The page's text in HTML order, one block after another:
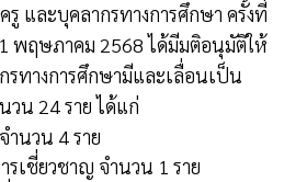
รู และบุคลากรทางการศึกษา ครั้งที่
พฤษภาคม 2568 ได้มีมติอนุมัติให้
รทางการศึกษามีและเลื่อนเป็น
วน 24 ราย ได้แก่
ำนวน 4 ราย
รเชี่ยวชาญ จำนวน 1 ราย